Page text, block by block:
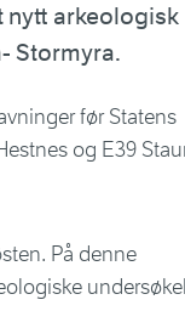
nytt arkeologisk
Stormyra.
før Statens
og E39
På denne